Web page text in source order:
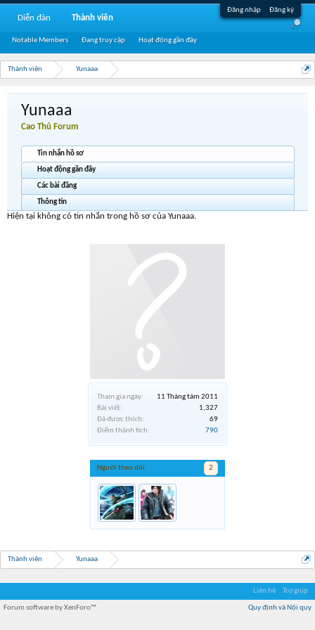
Đăng nhập Đăng ký
Thành viên Yunaaa
Tham gia ngày:
11 Tháng tám 2011
Bài viết:
1,327
Đã được thích:
69
Điểm thành tích:
790
Người theo dõi 2
Yunaaa
Cao Thủ Forum
Tin nhắn hồ sơ
Hoạt động gần đây
Các bài đăng
Thông tin
Hiện tại không có tin nhắn trong hồ sơ của Yunaaa.
Thành viên Yunaaa
Diễn đàn Thành viên
Notable Members Đang truy cập Hoạt động gần đây
Liên hệ Trợ giúp
Quy định và Nội quy
Forum software by XenForo™